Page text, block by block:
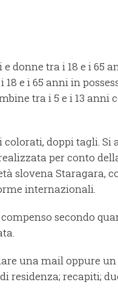
donne tra i 18 e i 65
e i 65 anni in
tra i 5 e i 13 anni
doppi tagli. Si
per conto
slovena Staragara,
internazionali.
secondo
una mail oppure
residenza; recapiti;